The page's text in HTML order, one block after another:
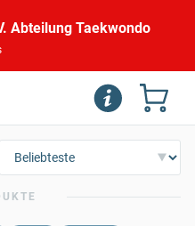
Abteilung Taekwondo